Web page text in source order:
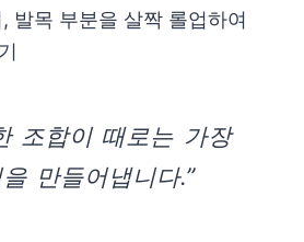
발목 부분을 살짝 롤업하여
조합이 때로는 가장
만들어냅니다.”